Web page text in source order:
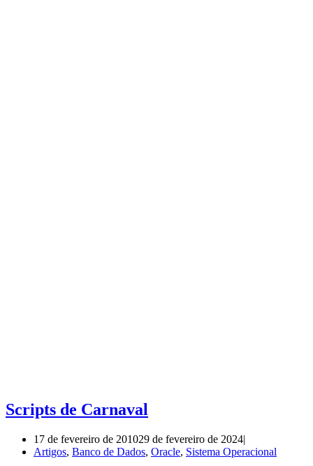
Scripts de Carnaval
17 de fevereiro de 201029 de fevereiro de 2024
Artigos, Banco de Dados, Oracle, Sistema Operacional